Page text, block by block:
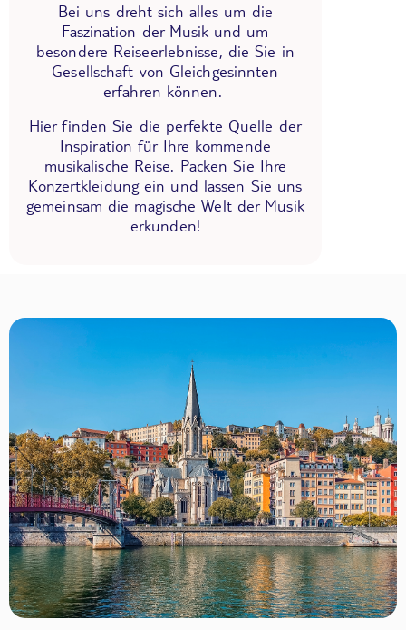
Bei uns dreht sich alles um die
Faszination der Musik und um
besondere Reiseerlebnisse, die Sie in
Gesellschaft von Gleichgesinnten
erfahren können.
Hier finden Sie die perfekte Quelle der
Inspiration für Ihre kommende
musikalische Reise. Packen Sie Ihre
Konzertkleidung ein und lassen Sie uns
gemeinsam die magische Welt der Musik
erkunden!